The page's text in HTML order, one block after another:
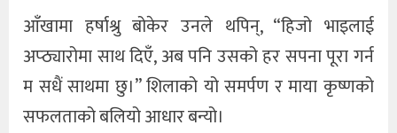
आँखामा हर्षाश्रु बोकेर उनले थपिन्, “हिजो भाइलाई
अप्ठ्यारोमा साथ दिएँ, अब पनि उसको हर सपना पूरा गर्न
म सधैं साथमा छु।” शिलाको यो समर्पण र माया कृष्णको
सफलताको बलियो आधार बन्यो।